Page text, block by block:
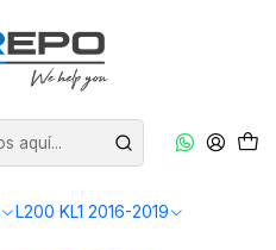
L200 KL1 2016-2019